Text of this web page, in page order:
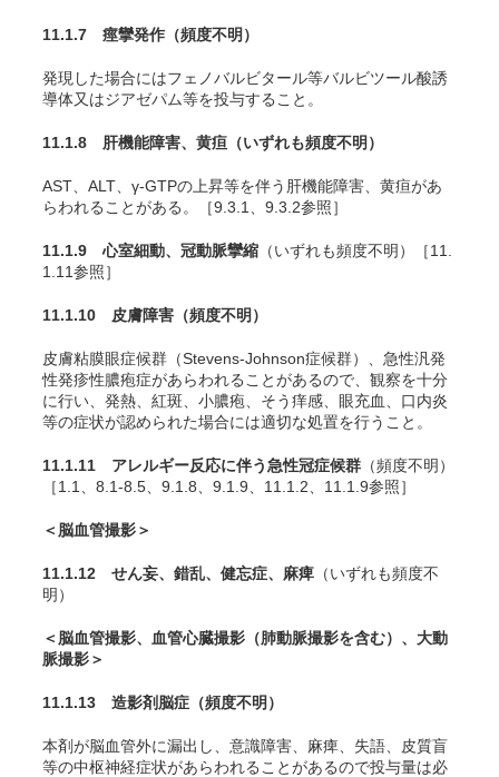
11.1.7 痙攣発作 （頻度不明）
発現した場合にはフェノバルビタール等バルビツール酸誘
導体又はジアゼパム等を投与すること。
11.1.8 肝機能障害、黄疸 （いずれも頻度不明）
AST、ALT、γ-GTPの上昇等を伴う肝機能障害、黄疸があ
らわれることがある。［9.3.1、9.3.2参照］
11.1.9 心室細動、冠動脈攣縮 （いずれも頻度不明）［11.
1.11参照］
11.1.10 皮膚障害 （頻度不明）
皮膚粘膜眼症候群（Stevens-Johnson症候群）、急性汎発
性発疹性膿疱症があらわれることがあるので、観察を十分
に行い、発熱、紅斑、小膿疱、そう痒感、眼充血、口内炎
等の症状が認められた場合には適切な処置を行うこと。
11.1.11 アレルギー反応に伴う急性冠症候群 （頻度不明）
［1.1、8.1-8.5、9.1.8、9.1.9、11.1.2、11.1.9参照］
＜脳血管撮影＞
11.1.12 せん妄、錯乱、健忘症、麻痺 （いずれも頻度不
明）
＜脳血管撮影、血管心臓撮影（肺動脈撮影を含む）、大動
脈撮影＞
11.1.13 造影剤脳症 （頻度不明）
本剤が脳血管外に漏出し、意識障害、麻痺、失語、皮質盲
等の中枢神経症状があらわれることがあるので投与量は必